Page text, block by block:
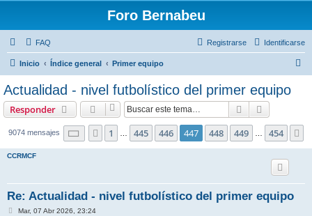
Foro Bernabeu
FAQ Identificarse
Registrarse
Inicio Índice general Primer equipo
Actualidad - nivel futbolístico del primer equipo
Responder Buscar
9074 mensajes Página 447 de454
Anterior
1 445 446 447 448 449 454
CCRMCF
Re: Actualidad - nivel futbolístico del primer equipo
MMar, 07 Abr 2026, 23:24